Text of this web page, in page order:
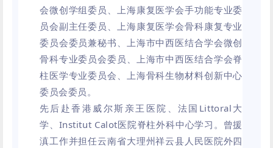
会微创学组委员、上海康复医学会手功能专业委
员会副主任委员、上海康复医学会骨科康复专业
委员会委员兼秘书、上海市中西医结合学会微创
骨科专业委员会委员、上海市中西医结合学会脊
柱医学专业委员会、上海骨科生物材料创新中心
委员会委员。
先后赴香港威尔斯亲王医院、法国Littoral大
学、Institut Calot医院脊柱外科中心学习。曾援
滇工作并担任云南省大理州祥云县人民医院外四